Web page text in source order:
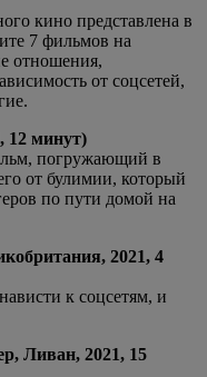
кино представлена в
7 фильмов на
отношения,
от соцсетей,
минут)
погружающий в
от булимии, который
по пути домой на
2021, 4
к соцсетям, и
Ливан, 2021, 15